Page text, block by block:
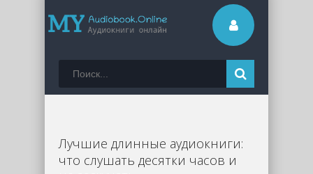
Лучшие длинные аудиокниги:
что слушать десятки часов и